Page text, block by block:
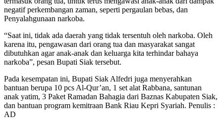
negatif perkembangan zaman, seperti pergaulan bebas, dan
Penyalahgunaan narkoba.
“Saat ini, tidak ada daerah yang tidak tersentuh oleh narkoba. Oleh
karena itu, pengawasan dari orang tua dan masyarakat sangat
dibutuhkan agar anak-anak dan keluarga kita terhindar bahaya
narkoba”, pesan Bupati Siak tersebut.
Pada kesempatan ini, Bupati Siak Alfedri juga menyerahkan
bantuan berupa 10 pcs Al-Qur’an, 1 set alat Rabbana, santunan
anak yatim, 3 Paket Ramadan Bahagia dari Baznas Kabupaten Siak,
dan bantuan program kemitraan Bank Riau Kepri Syariah. Penulis :
AD